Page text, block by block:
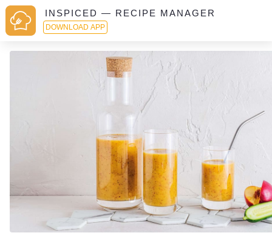
INSPICED — RECIPE MANAGER
DOWNLOAD APP